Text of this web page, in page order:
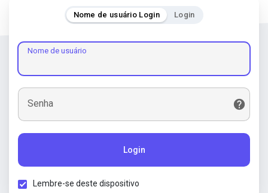
Nome de usuário Login Login
Nome de usuário
Senha
Login
Lembre-se deste dispositivo